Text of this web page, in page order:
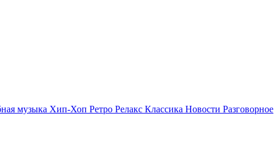
музыка Хип-Хоп Ретро Релакс Классика Новости Разговорное